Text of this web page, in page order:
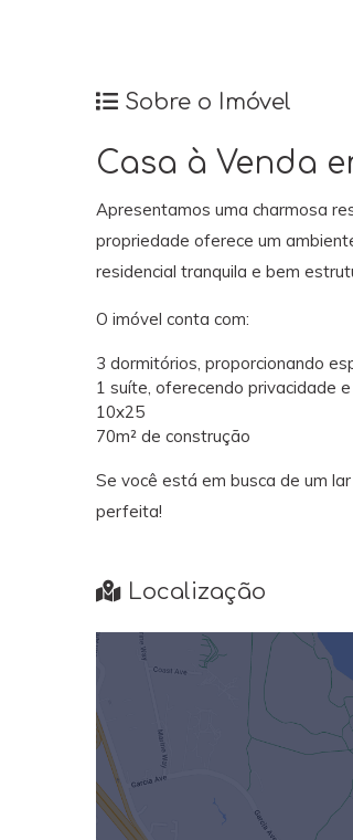
Sobre o Imóvel
Casa à Venda
Apresentamos uma charmosa
propriedade oferece um
residencial tranquila e bem
O imóvel conta com:
3 dormitórios, proporcionando
1 suíte, oferecendo privacidade
10x25
70m² de construção
Se você está em busca de um
perfeita!
Localização